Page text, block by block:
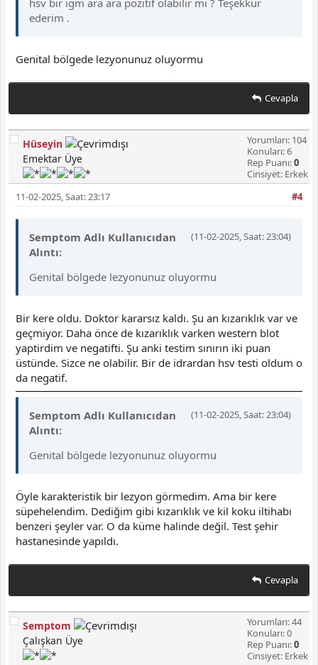
hsv bir igm ara ara pozitif olabilir mi ? Teşekkür
ederim .
Genital bölgede lezyonunuz oluyormu
Cevapla
Hüseyin
Emektar Üye
Yorumları: 104
Konuları: 6
Rep Puanı:0
Cinsiyet: Erkek
#4
11-02-2025, Saat: 23:17
(11-02-2025, Saat: 23:04)
Semptom Adlı Kullanıcıdan
Alıntı:
Genital bölgede lezyonunuz oluyormu
Bir kere oldu. Doktor kararsız kaldı. Şu an kızarıklık var ve
geçmiyor. Daha önce de kızarıklık varken western blot
yaptirdim ve negatifti. Şu anki testim sınırın iki puan
üstünde. Sizce ne olabilir. Bir de idrardan hsv testi oldum o
da negatif.
(11-02-2025, Saat: 23:04)
Semptom Adlı Kullanıcıdan
Alıntı:
Genital bölgede lezyonunuz oluyormu
Öyle karakteristik bir lezyon görmedim. Ama bir kere
süpehelendim. Dediğim gibi kızarıklık ve kil koku iltihabı
benzeri şeyler var. O da küme halinde değil. Test şehir
hastanesinde yapıldı.
Cevapla
Semptom
Çalışkan Üye
Yorumları: 44
Konuları: 0
Rep Puanı:0
Cinsiyet: Erkek